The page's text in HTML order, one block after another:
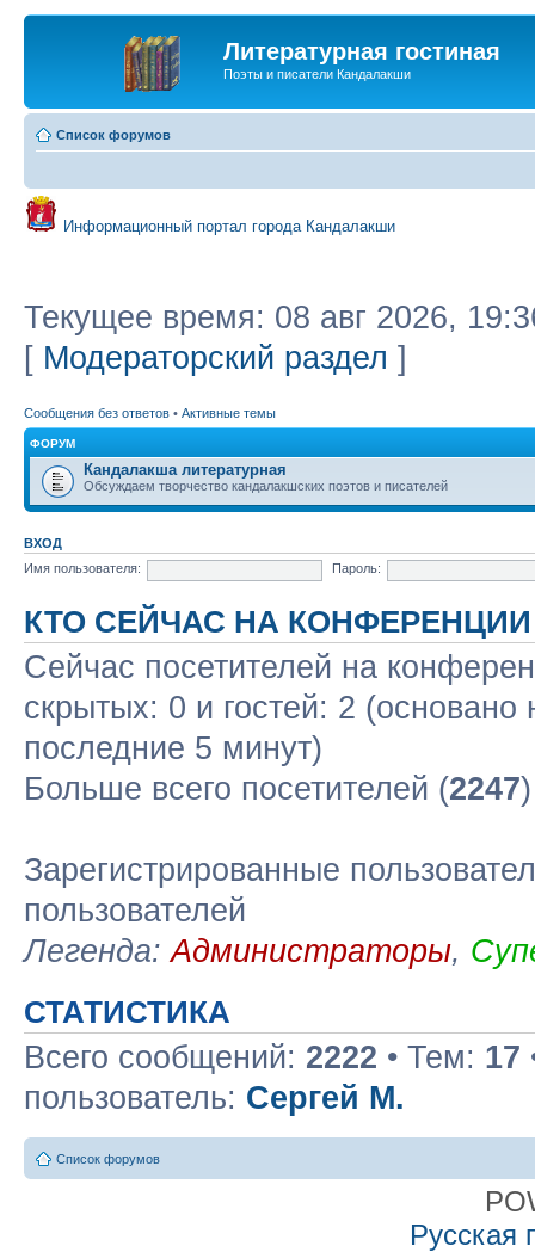
Литературная гостиная
Поэты и писатели Кандалакши
Список форумов
Информационный портал города Кандалакши
Текущее время: 08 авг 2026,
[ Модераторский раздел ]
Сообщения без ответов • Активные темы
ФОРУМ
Кандалакша литературная
Обсуждаем творчество кандалакшских поэтов и писателей
ВХОД
Имя пользователя:
Пароль:
КТО СЕЙЧАС НА КОНФЕРЕНЦИИ
Сейчас посетителей на
скрытых: 0 и гостей: 2 (основано
последние 5 минут)
Больше всего посетителей (2247
Зарегистрированные
пользователей
Легенда:Администраторы,
СТАТИСТИКА
Всего сообщений: 2222 • Тем: 17
пользователь: Сергей М.
Список форумов
Русская